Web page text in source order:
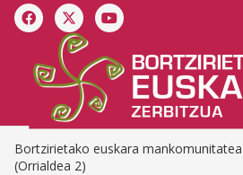
Bortzirietako euskara mankomunitatea
(Orrialdea 2)